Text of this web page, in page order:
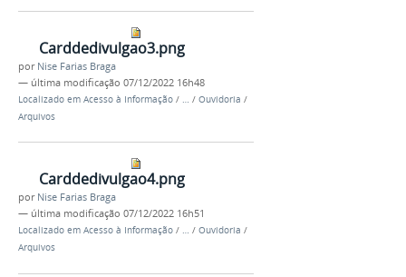
Carddedivulgao3.png
por Nise Farias Braga
— última modificação 07/12/2022 16h48
Localizado em Acesso à Informação / / Ouvidoria /
Arquivos
Carddedivulgao4.png
por Nise Farias Braga
— última modificação 07/12/2022 16h51
Localizado em Acesso à Informação / … / Ouvidoria /
Arquivos